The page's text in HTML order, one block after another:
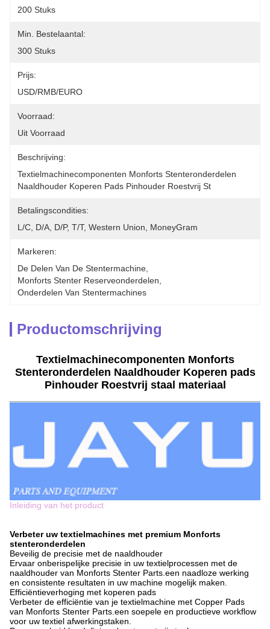
200 Stuks
Min. Bestelaantal:
300 Stuks
Prijs:
USD/RMB/EURO
Voorraad:
Uit Voorraad
Beschrijving:
Textielmachinecomponenten Monforts Stenteronderdelen
Naaldhouder Koperen Pads Pinhouder Roestvrij St
Betalingscondities:
L/C, D/A, D/P, T/T, Western Union, MoneyGram
Markeren:
De Delen Van De Stentermachine
Monforts Stenter Reserveonderdelen
Onderdelen Van Stentermachines
Productomschrijving
Textielmachinecomponenten Monforts
Stenteronderdelen Naaldhouder Koperen pads
Pinhouder Roestvrij staal materiaal
Inleiding van het product
Verbeter uw textielmachines met premium Monforts
stenteronderdelen
Beveilig de precisie met de naaldhouder
Ervaar onberispelijke precisie in uw textielprocessen met de
naaldhouder van Monforts Stenter Parts.een naadloze werking
en consistente resultaten in uw machine mogelijk maken.
Efficiëntieverhoging met koperen pads
Verbeter de efficiëntie van je textielmachine met Copper Pads
van Monforts Stenter Parts.een soepele en productieve workflow
voor uw textiel afwerkingstaken.